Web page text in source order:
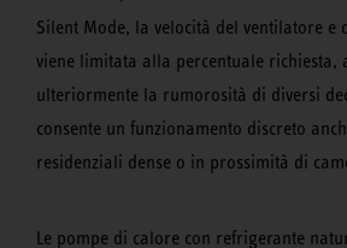
Silent Mode, la velocità del ventilatore e
viene limitata alla percentuale richiesta,
ulteriormente la rumorosità di diversi
consente un funzionamento discreto
residenziali dense o in prossimità di
Le pompe di calore con refrigerante